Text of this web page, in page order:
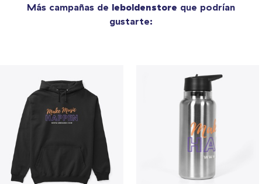
Más campañas de leboldenstore que podrían
gustarte: